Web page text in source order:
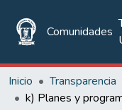
Comunidades
Inicio Transparencia